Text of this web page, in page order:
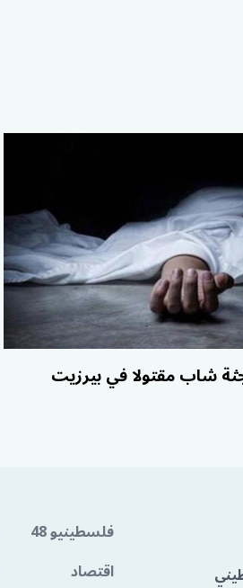
شاب مقتولا في بيرزيت
فلسطينيو 48
اقتصاد